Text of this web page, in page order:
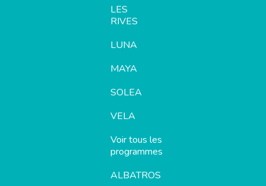
LES
RIVES
LUNA
MAYA
SOLEA
VELA
Voir tous les
programmes
ALBATROS